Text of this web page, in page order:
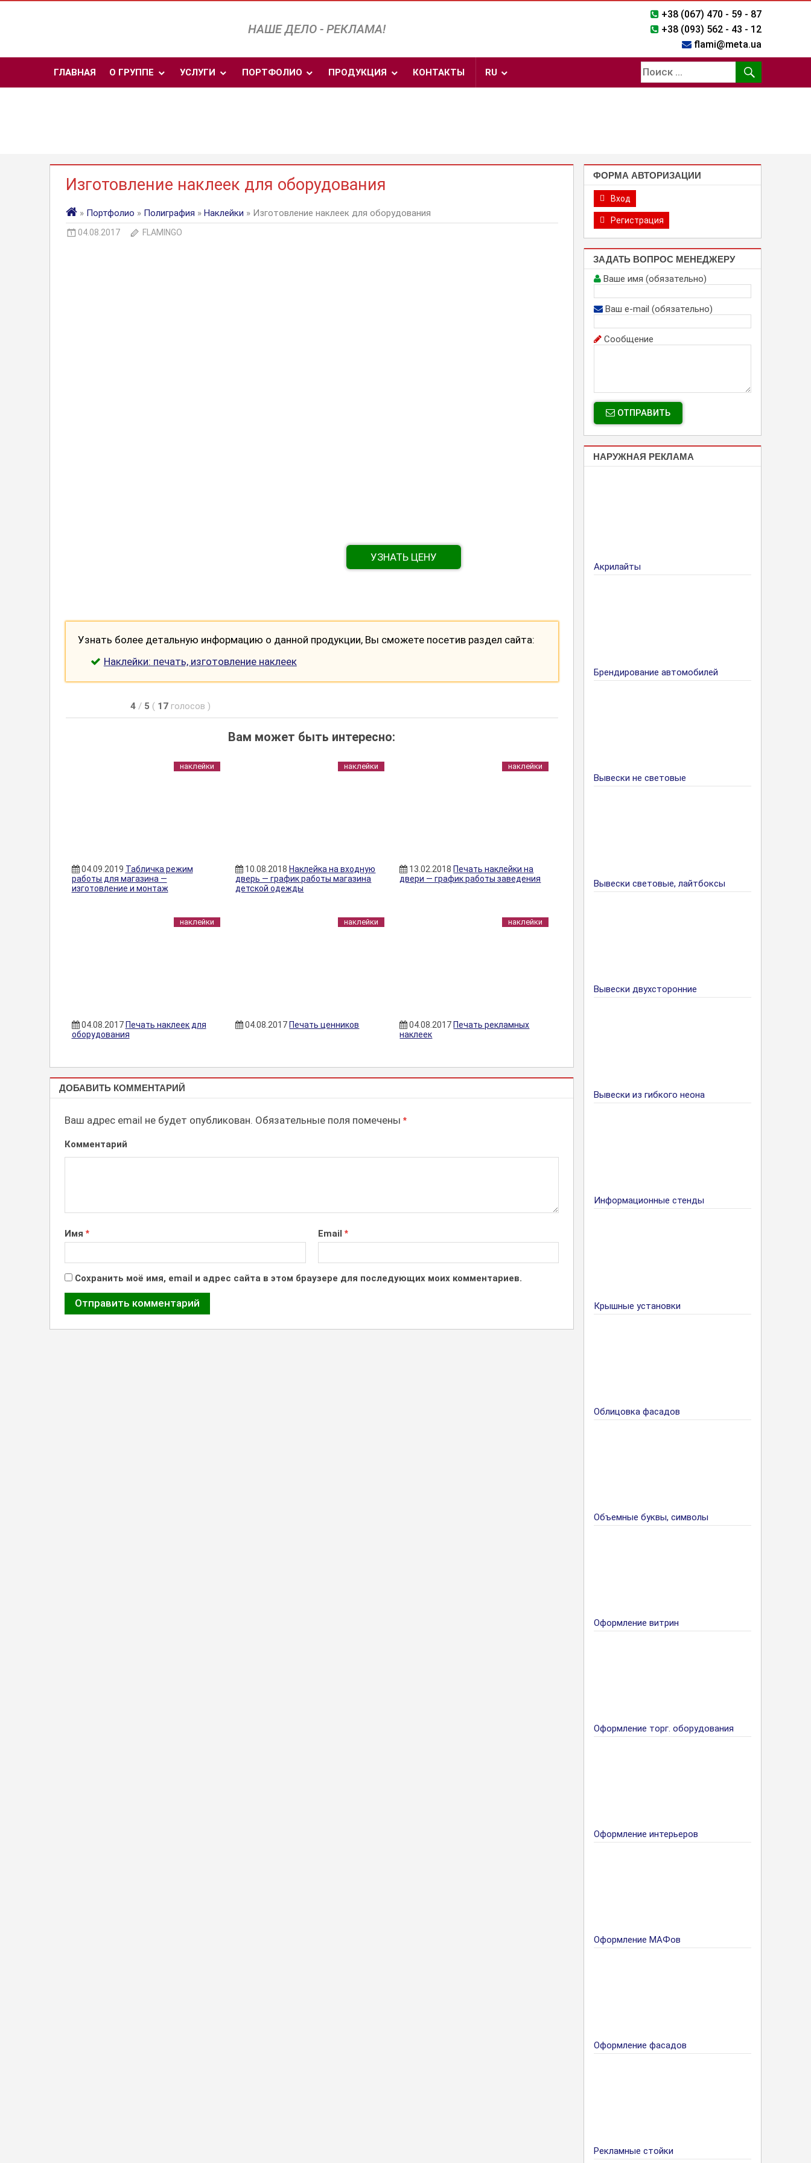
НАШЕ ДЕЛО - РЕКЛАМА!
+38 (067) 470 - 59 - 87
+38 (093) 562 - 43 - 12
flami@meta.ua
ГЛАВНАЯ О ГРУППЕ УСЛУГИ ПОРТФОЛИО ПРОДУКЦИЯ КОНТАКТЫ RU
Изготовление наклеек для оборудования
» Портфолио » Полиграфия » Наклейки » Изготовление наклеек для оборудования
04.08.2017 FLAMINGO
УЗНАТЬ ЦЕНУ
Узнать более детальную информацию о данной продукции, Вы сможете посетив раздел сайта:
Наклейки: печать, изготовление наклеек
4 / 5 ( 17 голосов )
Вам может быть интересно:
наклейки
04.09.2019 Табличка режим
работы для магазина —
изготовление и монтаж
наклейки
10.08.2018 Наклейка на входную
дверь — график работы магазина
детской одежды
наклейки
13.02.2018 Печать наклейки на
двери — график работы заведения
наклейки
04.08.2017 Печать наклеек для
оборудования
наклейки
04.08.2017 Печать ценников
наклейки
04.08.2017 Печать рекламных
наклеек
НАКЛЕЙКИ
ДОБАВИТЬ КОММЕНТАРИЙ
Ваш адрес email не будет опубликован. Обязательные поля помечены *
Комментарий
Имя * Email *
Сохранить моё имя, email и адрес сайта в этом браузере для последующих моих комментариев.
ФОРМА АВТОРИЗАЦИИ
Вход
Регистрация
ЗАДАТЬ ВОПРОС МЕНЕДЖЕРУ
Ваше имя (обязательно)
Ваш e-mail (обязательно)
Сообщение
ОТПРАВИТЬ
НАРУЖНАЯ РЕКЛАМА
Акрилайты
Брендирование автомобилей
Вывески не световые
Вывески световые, лайтбоксы
Вывески двухсторонние
Вывески из гибкого неона
Информационные стенды
Крышные установки
Облицовка фасадов
Объемные буквы, символы
Оформление витрин
Оформление торг. оборудования
Оформление интерьеров
Оформление МАФов
Оформление фасадов
Рекламные стойки